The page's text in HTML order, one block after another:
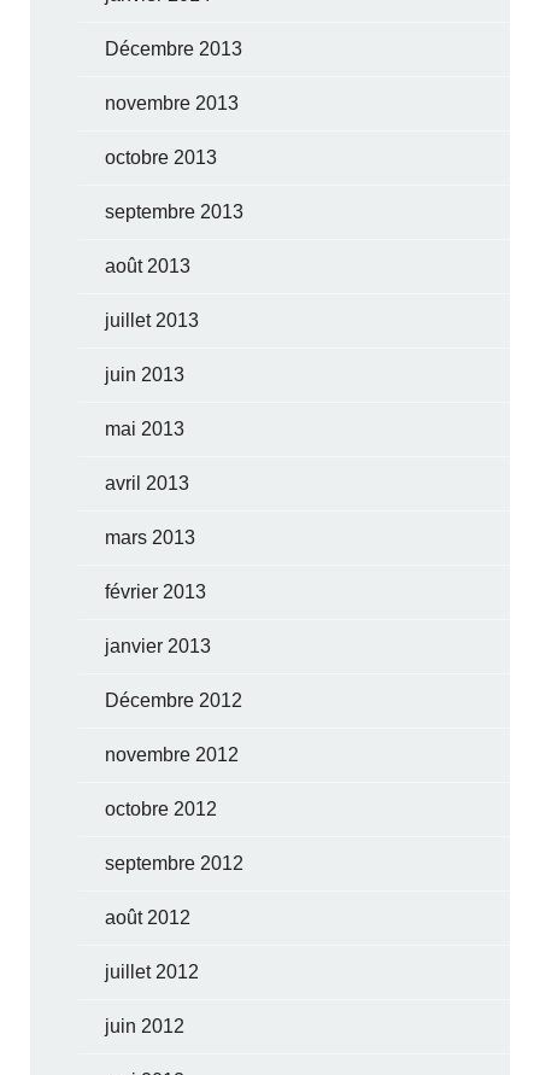
Décembre 2013
novembre 2013
octobre 2013
septembre 2013
août 2013
juillet 2013
juin 2013
mai 2013
avril 2013
mars 2013
février 2013
janvier 2013
Décembre 2012
novembre 2012
octobre 2012
septembre 2012
août 2012
juillet 2012
juin 2012